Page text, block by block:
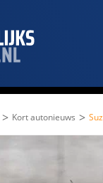
> Kort autonieuws >